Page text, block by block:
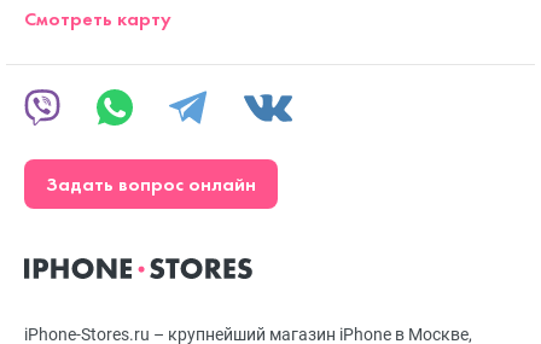
iPhone-Stores.ru – крупнейший магазин iPhone в Москве,
Смотреть карту
Задать вопрос онлайн